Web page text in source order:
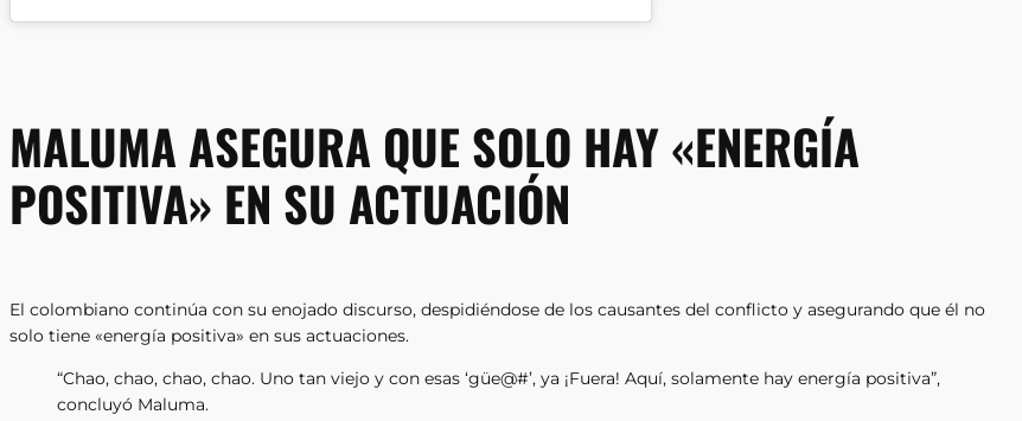
MALUMA ASEGURA QUE SOLO HAY «ENERGÍA
POSITIVA» EN SU ACTUACIÓN
El colombiano continúa con su enojado discurso, despidiéndose de los causantes del conflicto y asegurando que él no
solo tiene «energía positiva» en sus actuaciones.
“Chao, chao, chao, chao. Uno tan viejo y con esas ‘güe@#’, ya ¡Fuera! Aquí, solamente hay energía positiva”,
concluyó Maluma.